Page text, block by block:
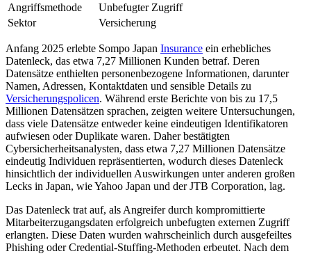
Angriffsmethode
Unbefugter Zugriff
Sektor
Versicherung
Anfang 2025 erlebte Sompo Japan Insurance ein erhebliches
Datenleck, das etwa 7,27 Millionen Kunden betraf. Deren
Datensätze enthielten personenbezogene Informationen, darunter
Namen, Adressen, Kontaktdaten und sensible Details zu
Versicherungspolicen. Während erste Berichte von bis zu 17,5
Millionen Datensätzen sprachen, zeigten weitere Untersuchungen,
dass viele Datensätze entweder keine eindeutigen Identifikatoren
aufwiesen oder Duplikate waren. Daher bestätigten
Cybersicherheitsanalysten, dass etwa 7,27 Millionen Datensätze
eindeutig Individuen repräsentierten, wodurch dieses Datenleck
hinsichtlich der individuellen Auswirkungen unter anderen großen
Lecks in Japan, wie Yahoo Japan und der JTB Corporation, lag.
Das Datenleck trat auf, als Angreifer durch kompromittierte
Mitarbeiterzugangsdaten erfolgreich unbefugten externen Zugriff
erlangten. Diese Daten wurden wahrscheinlich durch ausgefeiltes
Phishing oder Credential-Stuffing-Methoden erbeutet. Nach dem